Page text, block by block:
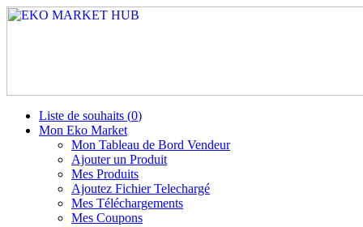
Liste de souhaits (0)
Mon Eko Market
Mon Tableau de Bord Vendeur
Ajouter un Produit
Mes Produits
Ajoutez Fichier Telechargé
Mes Téléchargements
Mes Coupons